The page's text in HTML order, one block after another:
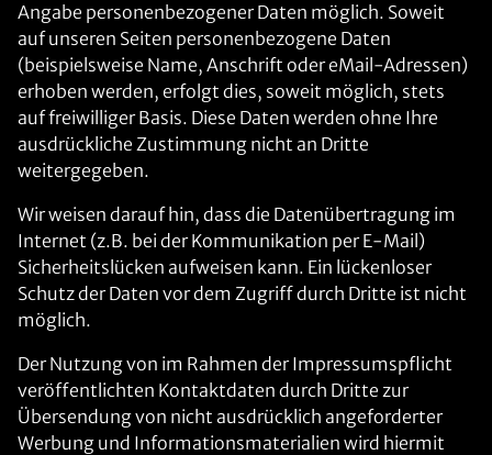
Angabe personenbezogener Daten möglich. Soweit
auf unseren Seiten personenbezogene Daten
(beispielsweise Name, Anschrift oder eMail-Adressen)
erhoben werden, erfolgt dies, soweit möglich, stets
auf freiwilliger Basis. Diese Daten werden ohne Ihre
ausdrückliche Zustimmung nicht an Dritte
weitergegeben.
Wir weisen darauf hin, dass die Datenübertragung im
Internet (z.B. bei der Kommunikation per E-Mail)
Sicherheitslücken aufweisen kann. Ein lückenloser
Schutz der Daten vor dem Zugriff durch Dritte ist nicht
möglich.
Der Nutzung von im Rahmen der Impressumspflicht
veröffentlichten Kontaktdaten durch Dritte zur
Übersendung von nicht ausdrücklich angeforderter
Werbung und Informationsmaterialien wird hiermit